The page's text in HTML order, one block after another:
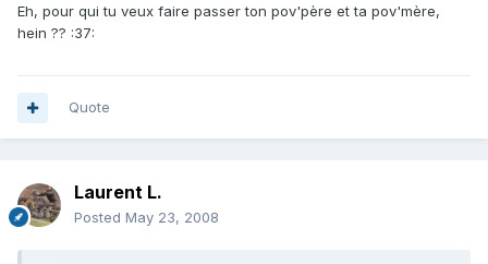
Eh, pour qui tu veux faire passer ton pov'père et ta pov'mère,
hein ?? :37:
Quote
Laurent L.
Posted May 23, 2008